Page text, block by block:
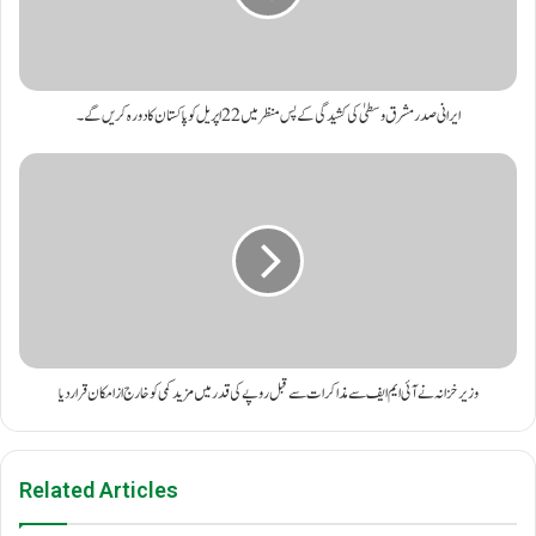
ایرانی صدر مشرق وسطیٰ کی کشیدگی کے پس منظر میں 22 اپریل کو پاکستان کا دورہ کریں گے۔
وزیر خزانہ نے آئی ایم ایف سے مذاکرات سے قبل روپے کی قدر میں مزید کمی کو خارج از امکان قرار دیا
Related Articles